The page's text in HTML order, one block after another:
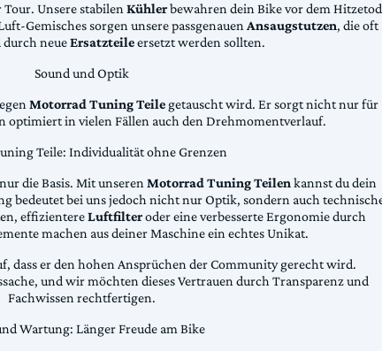
Unsere stabilenKühlerbewahren dein Bike vor dem
Gemisches sorgen unsere passgenauenAnsaugstutzen, die oft
neueErsatzteileersetzt werden sollten.
Sound und Optik
Motorrad Tuning Teile getauscht wird. Er sorgt nicht nur für
optimiert in vielen Fällen auch den Drehmomentverlauf.
Teile: Individualität ohne Grenzen
die Basis. Mit unserenMotorrad Tuning Teilenkannst du dein
bedeutet bei uns jedoch nicht nur Optik, sondern auch
effizientereLuftfilteroder eine verbesserte Ergonomie durch
machen aus deiner Maschine ein echtes Unikat.
dass er den hohen Ansprüchen der Community gerecht wird.
und wir möchten dieses Vertrauen durch Transparenz und
Fachwissen rechtfertigen.
Wartung: Länger Freude am Bike